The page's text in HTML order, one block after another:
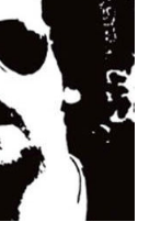
pCloud